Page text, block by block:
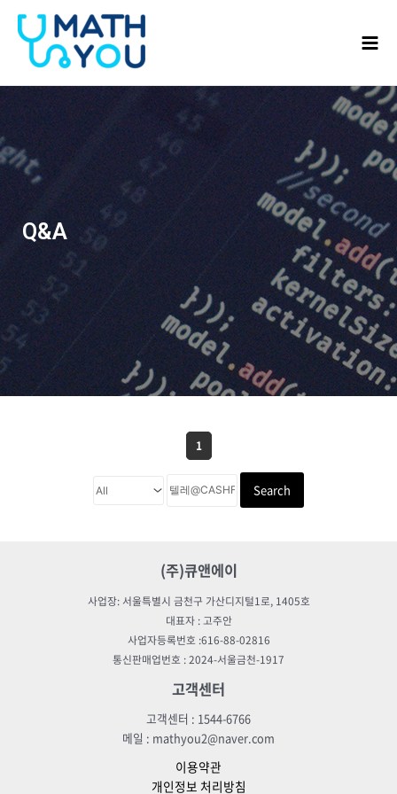
건너뛰기
Q&A
1
Search
(주)큐앤에이
사업장: 서울특별시 금천구 가산디지털1로, 1405호
대표자 : 고주안
사업자등록번호 :616-88-02816
통신판매업번호 : 2024-서울금천-1917
고객센터
고객센터 : 1544-6766
메일 : mathyou2@naver.com
이용약관
개인정보 처리방침